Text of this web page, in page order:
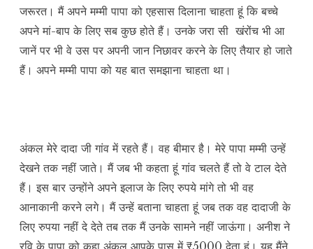
जरूरत। मैं अपने मम्मी पापा को एहसास दिलाना चाहता हूं कि बच्चे
अपने मां-बाप के लिए सब कुछ होते हैं। उनके जरा सी खंरोंच भी आ
जानें पर भी वे उस पर अपनी जान निछावर करने के लिए तैयार हो जाते
हैं। अपने मम्मी पापा को यह बात समझाना चाहता था।
अंकल मेरे दादा जी गांव में रहते हैं। वह बीमार है। मेरे पापा मम्मी उन्हें
देखने तक नहीं जाते। मैं जब भी कहता हूं गांव चलते हैं तो वे टाल देते
हैं। इस बार उन्होंने अपने इलाज के लिए रुपये मांगे तो भी वह
आनाकानी करने लगे। मैं उन्हें बताना चाहता हूं जब तक वह दादाजी के
लिए रुपया नहीं दे देते तब तक मैं उनके सामने नहीं जाऊंगा। अनीश ने